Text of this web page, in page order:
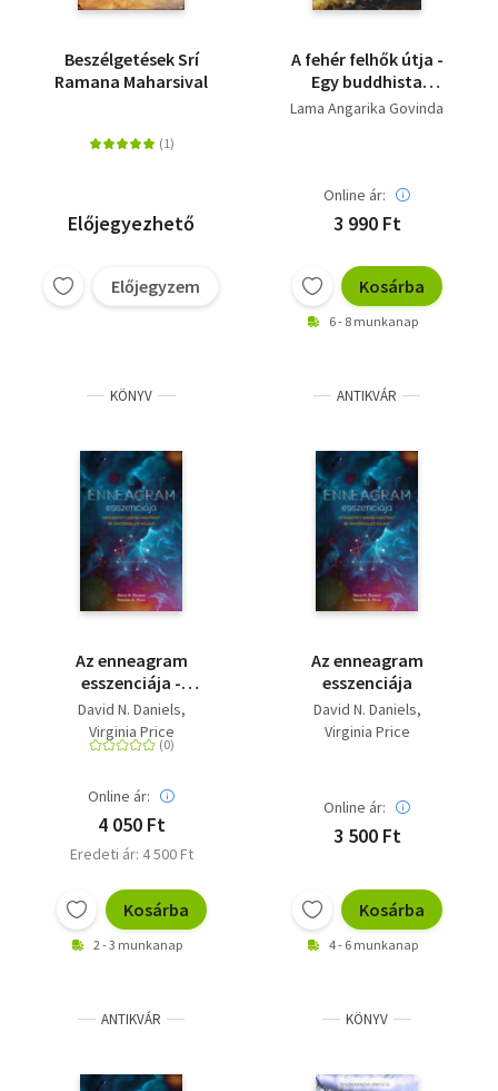
Beszélgetések Srí
Ramana Maharsival
Előjegyezhető
Előjegyzem
A fehér felhők útja -
Egy buddhista
zarándok Tibetben
Lama Angarika Govinda
Online ár:
3 990 Ft
Kosárba
6 - 8 munkanap
KÖNYV
Az enneagram
esszenciája -
Hitelesített
személyiségteszt és
önvizsgálati kalauz
David N. Daniels
Virginia Price
Online ár:
4 050 Ft
Eredeti ár: 4 500 Ft
Kosárba
2 - 3 munkanap
ANTIKVÁR
Az enneagram
esszenciája
David N. Daniels
Virginia Price
Online ár:
3 500 Ft
Kosárba
4 - 6 munkanap
ANTIKVÁR KÖNYV